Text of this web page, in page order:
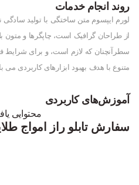
روند انجام خدمات
لورم ایپسوم متن ساختگی با تولید سادگی
از طراحان گرافیک است، چاپگرها و متون
سطرآنچنان که لازم است، و برای شرایط
متنوع با هدف بهبود ابزارهای کاربردی می
آموزش‌های کاربردی
محتوایی
سفارش تابلو راز امواج